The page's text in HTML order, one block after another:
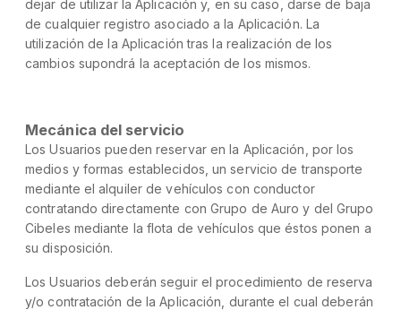
dejar de utilizar la Aplicación y, en su caso, darse de baja
de cualquier registro asociado a la Aplicación. La
utilización de la Aplicación tras la realización de los
cambios supondrá la aceptación de los mismos.
Mecánica del servicio
Los Usuarios pueden reservar en la Aplicación, por los
medios y formas establecidos, un servicio de transporte
mediante el alquiler de vehículos con conductor
contratando directamente con Grupo de Auro y del Grupo
Cibeles mediante la flota de vehículos que éstos ponen a
su disposición.
Los Usuarios deberán seguir el procedimiento de reserva
y/o contratación de la Aplicación, durante el cual deberán